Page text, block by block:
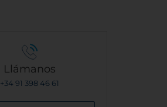
Llámanos
+34 91 398 46 61